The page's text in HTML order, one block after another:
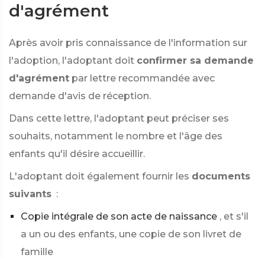
d'agrément
Après avoir pris connaissance de l'information sur
l'adoption, l'adoptant doit confirmer sa demande
d'agrément par lettre recommandée avec
demande d'avis de réception.
Dans cette lettre, l'adoptant peut préciser ses
souhaits, notamment le nombre et l'âge des
enfants qu'il désire accueillir.
L'adoptant doit également fournir les documents
suivants :
Copie intégrale de son acte de naissance , et s'il
a un ou des enfants, une copie de son livret de
famille